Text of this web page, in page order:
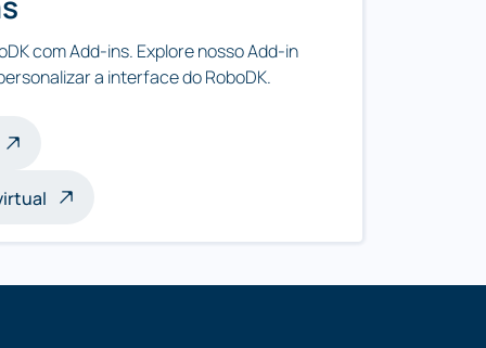
com Add-ins. Explore nosso Add-in
a interface do RoboDK.